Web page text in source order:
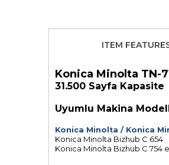
ITEM
Konica Minolta TN-
31.500 Sayfa Kapasite
Uyumlu Makina
Konica Minolta / Konica
Konica Minolta Bizhub C 654
Konica Minolta Bizhub C 754 e